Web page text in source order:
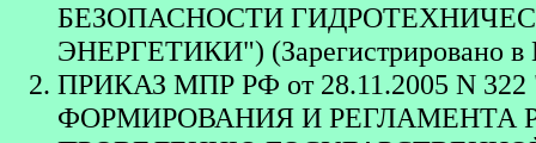
БЕЗОПАСНОСТИ
ЭНЕРГЕТИКИ") (Зарегистрировано
ПРИКАЗ МПР РФ от 28.11.2005 N
ФОРМИРОВАНИЯ И РЕГЛАМЕНТА